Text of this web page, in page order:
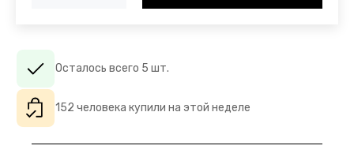
Осталось всего 5 шт.
152 человека купили на этой неделе